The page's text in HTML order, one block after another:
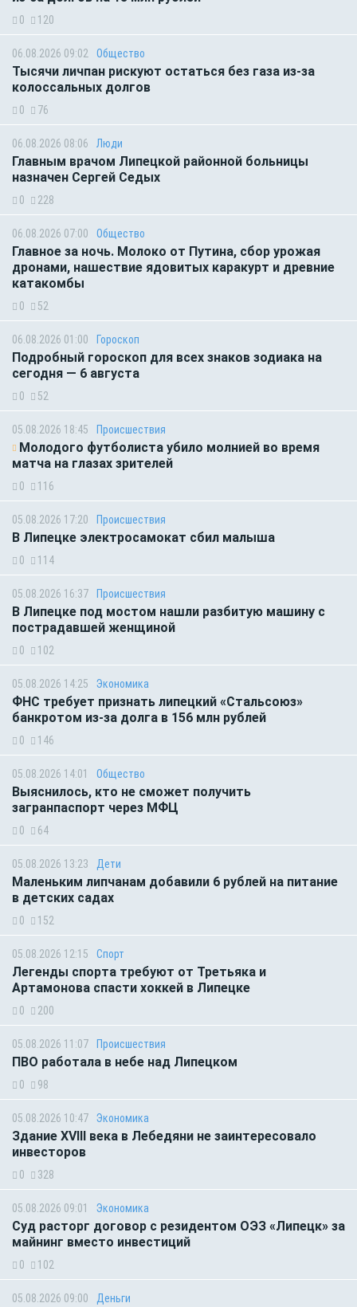
0 120
06.08.2026 09:02 Общество
Тысячи личпан рискуют остаться без газа из-за
колоссальных долгов
0 76
06.08.2026 08:06 Люди
Главным врачом Липецкой районной больницы
назначен Сергей Седых
0 228
06.08.2026 07:00 Общество
Главное за ночь. Молоко от Путина, сбор урожая
дронами, нашествие ядовитых каракурт и древние
катакомбы
0 52
06.08.2026 01:00 Гороскоп
Подробный гороскоп для всех знаков зодиака на
сегодня — 6 августа
0 52
05.08.2026 18:45 Происшествия
Молодого футболиста убило молнией во время
матча на глазах зрителей
0 116
05.08.2026 17:20 Происшествия
В Липецке электросамокат сбил малыша
0 114
05.08.2026 16:37 Происшествия
В Липецке под мостом нашли разбитую машину с
пострадавшей женщиной
0 102
05.08.2026 14:25 Экономика
ФНС требует признать липецкий «Стальсоюз»
банкротом из-за долга в 156 млн рублей
0 146
05.08.2026 14:01 Общество
Выяснилось, кто не сможет получить
загранпаспорт через МФЦ
0 64
05.08.2026 13:23 Дети
Маленьким липчанам добавили 6 рублей на питание
в детских садах
0 152
05.08.2026 12:15 Спорт
Легенды спорта требуют от Третьяка и
Артамонова спасти хоккей в Липецке
0 200
05.08.2026 11:07 Происшествия
ПВО работала в небе над Липецком
0 98
05.08.2026 10:47 Экономика
Здание XVIII века в Лебедяни не заинтересовало
инвесторов
0 328
05.08.2026 09:01 Экономика
Суд расторг договор с резидентом ОЭЗ «Липецк» за
майнинг вместо инвестиций
0 102
05.08.2026 09:00 Деньги